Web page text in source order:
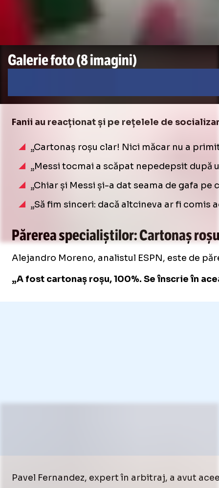
Galerie foto(8 imagini)
Fanii au reacționat și pe rețelele de
„Cartonaș roșu clar! Nici măcar nu a
„Messi tocmai a scăpat nepedepsit după
„Chiar și Messi și-a dat seama de gafa
„Să fim sinceri: dacă altcineva ar fi comis
Părerea specialiștilor: Cartonaș
Alejandro Moreno, analistul ESPN, este de
„A fost cartonaș roșu, 100%. Se înscrie în
Pavel Fernandez, expert în arbitraj, a avut